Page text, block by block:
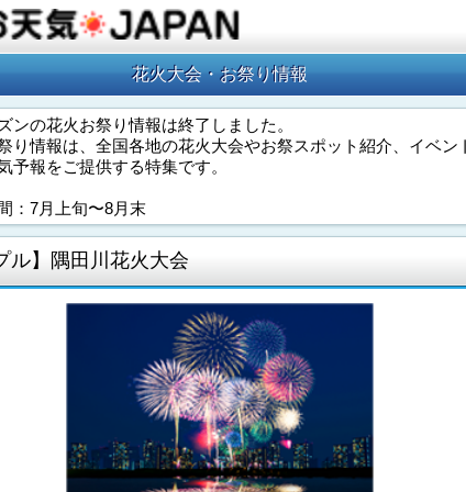
花火大会・お祭り情報
ンの花火お祭り情報は終了しました。
り情報は、全国各地の花火大会やお祭スポット紹介、イベン
予報をご提供する特集です。
：7月上旬〜8月末
ル】隅田川花火大会